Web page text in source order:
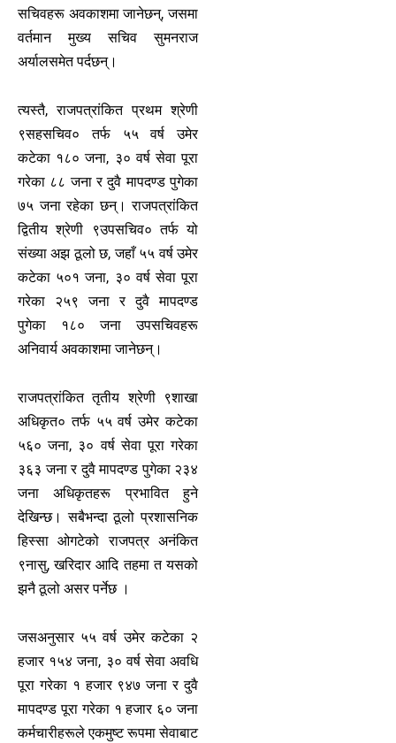
सचिवहरू अवकाशमा जानेछन्, जसमा
वर्तमान मुख्य सचिव सुमनराज
अर्यालसमेत पर्दछन्।
त्यस्तै, राजपत्रांकित प्रथम श्रेणी
९सहसचिव० तर्फ ५५ वर्ष उमेर
कटेका १८० जना, ३० वर्ष सेवा पूरा
गरेका ८८ जना र दुवै मापदण्ड पुगेका
७५ जना रहेका छन्। राजपत्रांकित
द्वितीय श्रेणी ९उपसचिव० तर्फ यो
संख्या अझ ठूलो छ, जहाँ ५५ वर्ष उमेर
कटेका ५०१ जना, ३० वर्ष सेवा पूरा
गरेका २५९ जना र दुवै मापदण्ड
पुगेका १८० जना उपसचिवहरू
अनिवार्य अवकाशमा जानेछन्।
राजपत्रांकित तृतीय श्रेणी ९शाखा
अधिकृत० तर्फ ५५ वर्ष उमेर कटेका
५६० जना, ३० वर्ष सेवा पूरा गरेका
३६३ जना र दुवै मापदण्ड पुगेका २३४
जना अधिकृतहरू प्रभावित हुने
देखिन्छ। सबैभन्दा ठूलो प्रशासनिक
हिस्सा ओगटेको राजपत्र अनंकित
९नासु, खरिदार आदि तहमा त यसको
झनै ठूलो असर पर्नेछ ।
जसअनुसार ५५ वर्ष उमेर कटेका २
हजार १५४ जना, ३० वर्ष सेवा अवधि
पूरा गरेका १ हजार ९४७ जना र दुवै
मापदण्ड पूरा गरेका १ हजार ६० जना
कर्मचारीहरूले एकमुष्ट रूपमा सेवाबाट